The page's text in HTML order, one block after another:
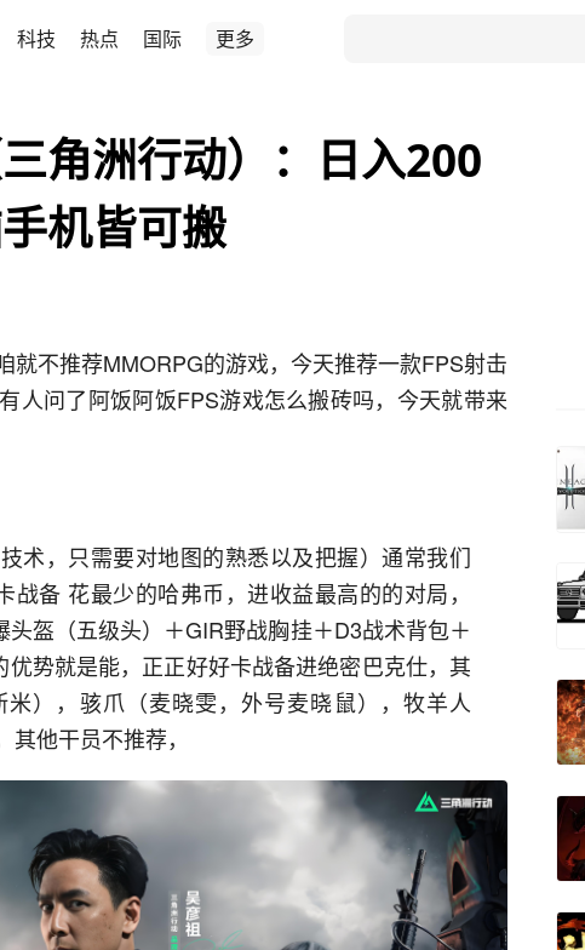
科技 热点 国际 更多
角洲行动）：日入200
机皆可搬
就不推荐MMORPG的游戏，今天推荐一款FPS射击
人问了阿饭阿饭FPS游戏怎么搬砖吗，今天就带来
术，只需要对地图的熟悉以及把握）通常我们
备 花最少的哈弗币，进收益最高的的对局，
盔（五级头）＋GIR野战胸挂＋D3战术背包＋
势就是能，正正好好卡战备进绝密巴克仕，其
），骇爪（麦晓雯，外号麦晓鼠），牧羊人
其他干员不推荐，